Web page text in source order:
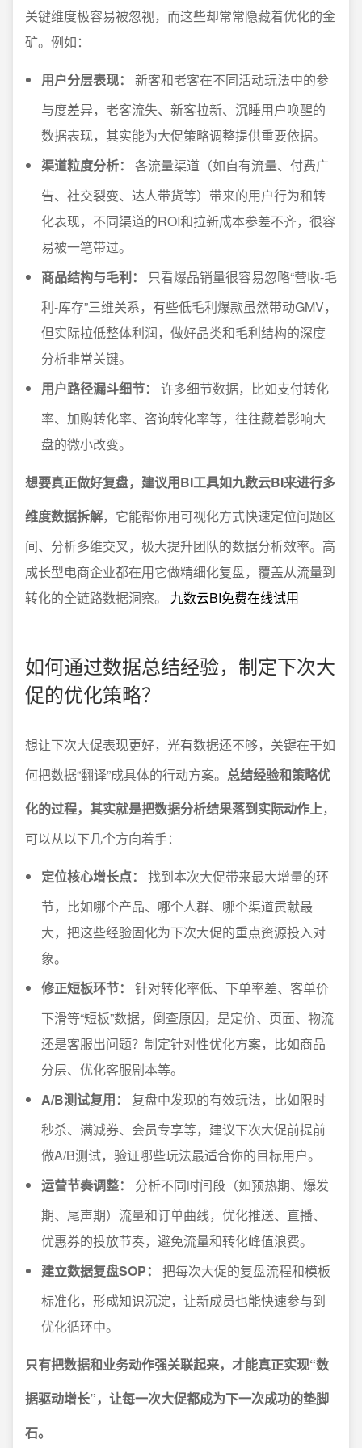
关键维度极容易被忽视，而这些却常常隐藏着优化的金
矿。例如：
用户分层表现：
新客和老客在不同活动玩法中的参
与度差异，老客流失、新客拉新、沉睡用户唤醒的
数据表现，其实能为大促策略调整提供重要依据。
渠道粒度分析：
各流量渠道（如自有流量、付费广
告、社交裂变、达人带货等）带来的用户行为和转
化表现，不同渠道的ROI和拉新成本参差不齐，很容
易被一笔带过。
商品结构与毛利：
只看爆品销量很容易忽略“营收-毛
利-库存”三维关系，有些低毛利爆款虽然带动GMV，
但实际拉低整体利润，做好品类和毛利结构的深度
分析非常关键。
用户路径漏斗细节：
许多细节数据，比如支付转化
率、加购转化率、咨询转化率等，往往藏着影响大
盘的微小改变。
想要真正做好复盘，建议用BI工具如九数云BI来进行多
维度数据拆解，它能帮你用可视化方式快速定位问题区
间、分析多维交叉，极大提升团队的数据分析效率。高
成长型电商企业都在用它做精细化复盘，覆盖从流量到
转化的全链路数据洞察。 九数云BI免费在线试用
如何通过数据总结经验，制定下次大
促的优化策略？
想让下次大促表现更好，光有数据还不够，关键在于如
何把数据“翻译”成具体的行动方案。 总结经验和策略优
化的过程，其实就是把数据分析结果落到实际动作上，
可以从以下几个方向着手：
定位核心增长点：
找到本次大促带来最大增量的环
节，比如哪个产品、哪个人群、哪个渠道贡献最
大，把这些经验固化为下次大促的重点资源投入对
象。
修正短板环节：
针对转化率低、下单率差、客单价
下滑等“短板”数据，倒查原因，是定价、页面、物流
还是客服出问题？制定针对性优化方案，比如商品
分层、优化客服剧本等。
A/B测试复用：
复盘中发现的有效玩法，比如限时
秒杀、满减券、会员专享等，建议下次大促前提前
做A/B测试，验证哪些玩法最适合你的目标用户。
运营节奏调整：
分析不同时间段（如预热期、爆发
期、尾声期）流量和订单曲线，优化推送、直播、
优惠券的投放节奏，避免流量和转化峰值浪费。
建立数据复盘SOP：
把每次大促的复盘流程和模板
标准化，形成知识沉淀，让新成员也能快速参与到
优化循环中。
只有把数据和业务动作强关联起来，才能真正实现“数
据驱动增长”，让每一次大促都成为下一次成功的垫脚
石。